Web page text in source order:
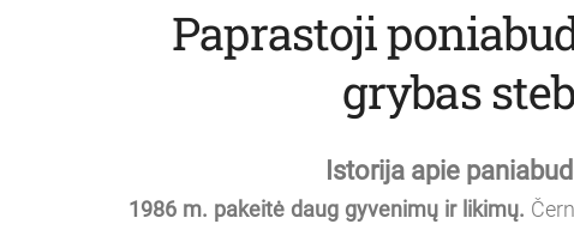
Paprastoji
grybas
Istorija apie
1986 m. pakeitė daug gyvenimų ir likimų.